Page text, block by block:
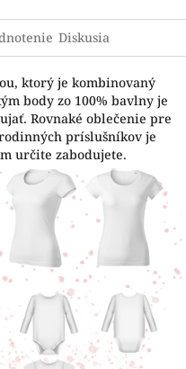
Diskusia
ktorý je kombinovaný
body zo 100% bavlny je
Rovnaké oblečenie pre
príslušníkov je
určite zabodujete.